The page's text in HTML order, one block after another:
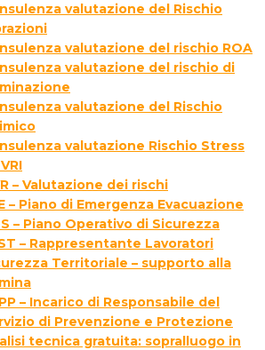
valutazione del Rischio
valutazione del rischio ROA
valutazione del rischio di
valutazione del Rischio
valutazione Rischio Stress
– Valutazione dei rischi
– Piano di Emergenza Evacuazione
– Piano Operativo di Sicurezza
– Rappresentante Lavoratori
Territoriale – supporto alla
– Incarico di Responsabile del
di Prevenzione e Protezione
tecnica gratuita: sopralluogo in